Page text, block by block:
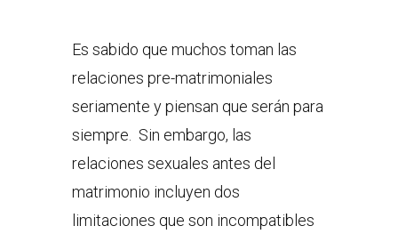
Es sabido que muchos toman las
relaciones pre-matrimoniales
seriamente y piensan que serán para
siempre. Sin embargo, las
relaciones sexuales antes del
matrimonio incluyen dos
limitaciones que son incompatibles